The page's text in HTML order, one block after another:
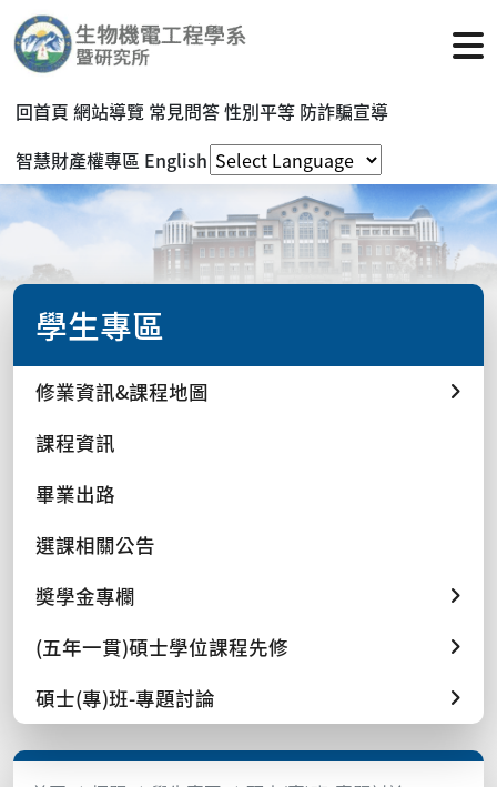
回首頁 網站導覽 常見問答性別平等 防詐騙宣導
智慧財產權專區 English
學生專區
修業資訊&課程地圖
課程資訊
畢業出路
選課相關公告
奬學金專欄
(五年一貫)碩士學位課程先修
碩士(專)班-專題討論